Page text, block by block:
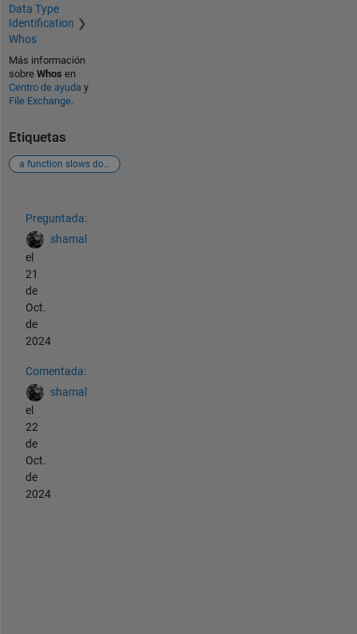
Data Type
Identification
Whos
Más información
sobre Whos en
Centro de ayuda y
File Exchange.
Etiquetas
a function slows down my profiler: i would like t
Preguntada:
shamal
el
21
de
Oct.
de
2024
Comentada:
shamal
el
22
de
Oct.
de
2024